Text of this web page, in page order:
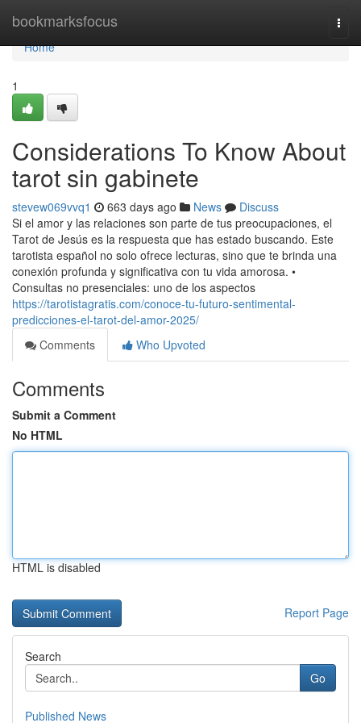
bookmarksfocus
Home
Home
1
Considerations To Know About
tarot sin gabinete
stevew069vvq1 663 days ago News
Discuss
Si el amor y las relaciones son parte de tus preocupaciones, el
Tarot de Jesús es la respuesta que has estado buscando. Este
tarotista español no solo ofrece lecturas, sino que te brinda una
conexión profunda y significativa con tu vida amorosa. •
Consultas no presenciales: uno de los aspectos
https://tarotistagratis.com/conoce-tu-futuro-sentimental-
predicciones-el-tarot-del-amor-2025/
Comments
Who Upvoted
Comments
Submit a Comment
No HTML
HTML is disabled
Report Page
Search
Go
Published News